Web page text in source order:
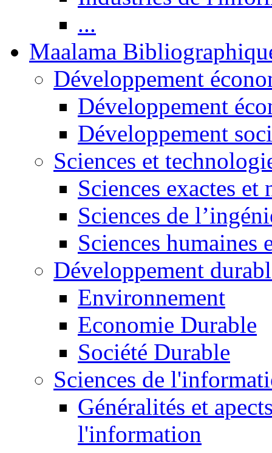
...
Maalama
Développement
Développement
Développement
Sciences et
Sciences exactes et
Sciences de
Sciences humaines
Développement
Environnement
Economie Durable
Société Durable
Sciences de
Généralités et
l'information